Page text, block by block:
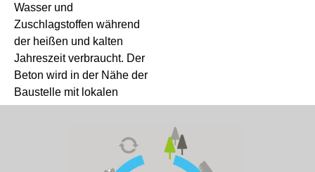
Wasser und
Zuschlagstoffen während
der heißen und kalten
Jahreszeit verbraucht. Der
Beton wird in der Nähe der
Baustelle mit lokalen